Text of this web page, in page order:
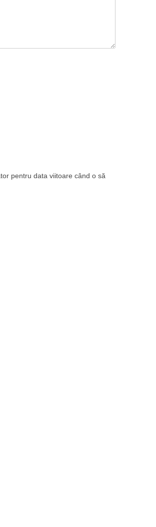
pentru data viitoare când o să